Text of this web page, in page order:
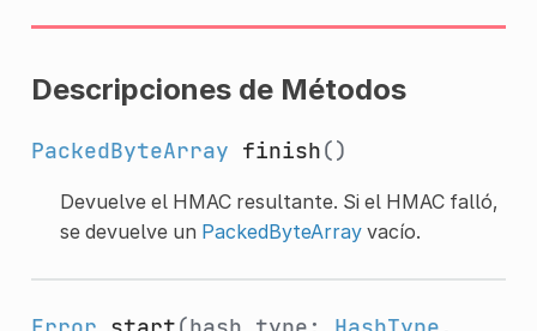
Descripciones de Métodos
PackedByteArray finish()
Devuelve el HMAC resultante. Si el HMAC falló,
se devuelve un PackedByteArrayvacío.